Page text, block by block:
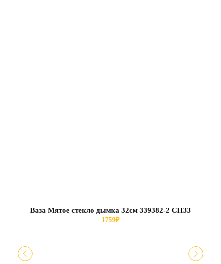
Ваза Мятое стекло дымка 32см 339382-2 СН33
1759₽